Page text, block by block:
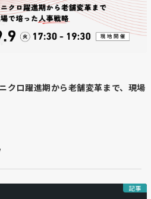
クロ躍進期から老舗変革まで、現場
記事